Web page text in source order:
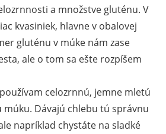
a množstve gluténu. V
kvasiniek, hlavne v obalovej
gluténu v múke nám zase
ale o tom sa ešte rozpíšem
celozrnnú, jemne mletú
Dávajú chlebu tú správnu
napríklad chystáte na sladké